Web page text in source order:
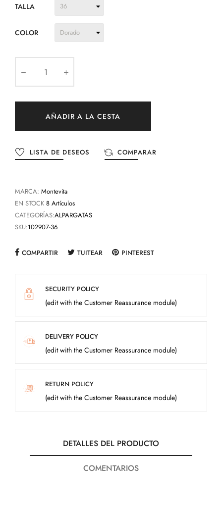
TALLA
COLOR
AÑADIR A LA CESTA
LISTA DE DESEOS COMPARAR
MARCA: Montevita
EN STOCK 8 Artículos
CATEGORÍAS:ALPARGATAS
SKU:102907-36
COMPARTIR TUITEAR PINTEREST
SECURITY POLICY
(edit with the Customer Reassurance module)
DELIVERY POLICY
(edit with the Customer Reassurance module)
RETURN POLICY
(edit with the Customer Reassurance module)
DETALLES DEL PRODUCTO
COMENTARIOS